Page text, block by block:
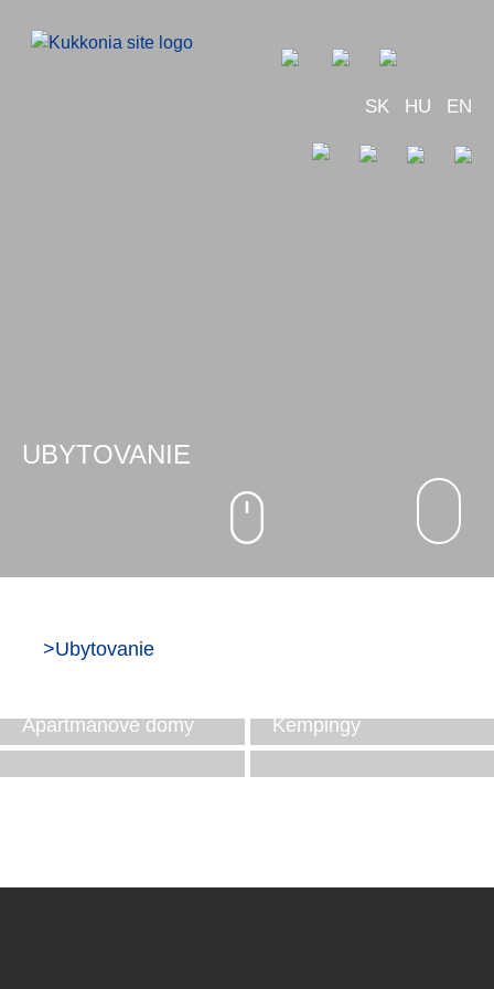
UBYTOVANIE
SK HU EN
>Ubytovanie
Apartmánové domy
Kempingy